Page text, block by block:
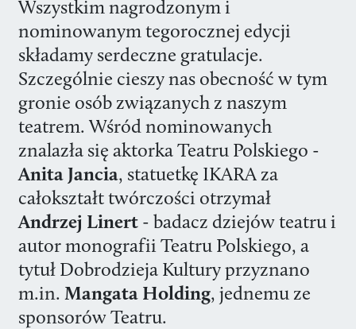
Wszystkim nagrodzonym i
nominowanym tegorocznej edycji
składamy serdeczne gratulacje.
Szczególnie cieszy nas obecność w tym
gronie osób związanych z naszym
teatrem. Wśród nominowanych
znalazła się aktorka Teatru Polskiego -
Anita Jancia, statuetkę IKARA za
całokształt twórczości otrzymał
Andrzej Linert- badacz dziejów teatru i
autor monografii Teatru Polskiego, a
tytuł Dobrodzieja Kultury przyznano
m.in. Mangata Holding, jednemu ze
sponsorów Teatru.